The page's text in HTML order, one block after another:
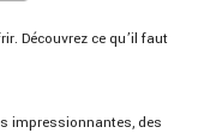
Découvrez ce qu’il faut
impressionnantes, des